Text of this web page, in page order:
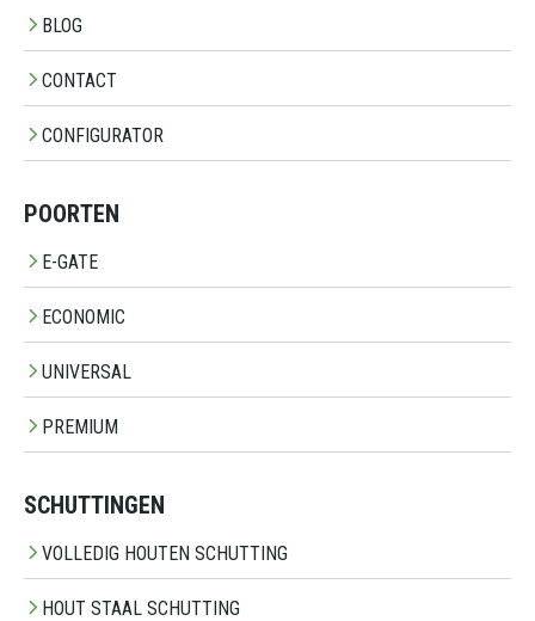
BLOG
CONTACT
CONFIGURATOR
POORTEN
E-GATE
ECONOMIC
UNIVERSAL
PREMIUM
SCHUTTINGEN
VOLLEDIG HOUTEN SCHUTTING
HOUT STAAL SCHUTTING